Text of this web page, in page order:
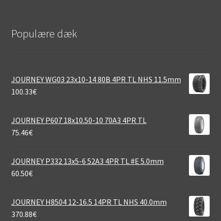
Populære dæk
JOURNEY WG03 23x10-14 80B 4PR TL NHS 11.5mm
100.33€
JOURNEY P607 18x10.50-10 70A3 4PR TL
75.46€
JOURNEY P332 13x5-6 52A3 4PR TL #E 5.0mm
60.50€
JOURNEY H8504 12-16.5 14PR TL NHS 40.0mm
370.88€